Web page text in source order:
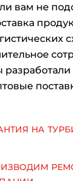
вам не
разработали
на